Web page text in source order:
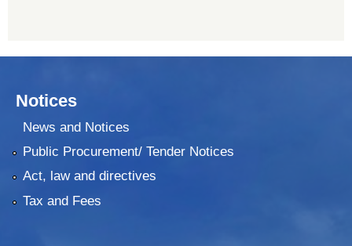
Notices
News and Notices
Public Procurement/ Tender Notices
Act, law and directives
Tax and Fees